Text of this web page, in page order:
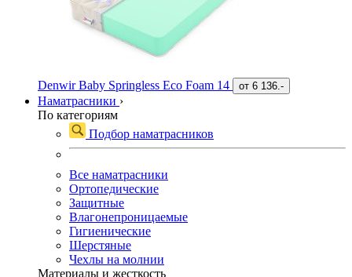
Denwir Baby Springless Eco Foam 14 от 6 136.-
Наматрасники ›
По категориям
Подбор наматрасников
Все наматрасники
Ортопедические
Защитные
Влагонепроницаемые
Гигиенические
Шерстяные
Чехлы на молнии
Материалы и жесткость